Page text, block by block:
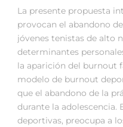
La presente propuesta
provocan el abandono
jóvenes tenistas de alto
determinantes
la aparición del burnout
modelo de burnout
que el abandono de la
durante la adolescencia.
deportivas, preocupa a